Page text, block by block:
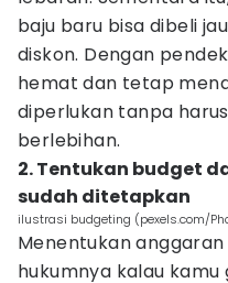
baju baru bisa dibeli
diskon. Dengan
hemat dan tetap
diperlukan tanpa
berlebihan.
2. Tentukan budget
sudah ditetapkan
ilustrasi budgeting (pexels.com/
Menentukan
hukumnya kalau kamu